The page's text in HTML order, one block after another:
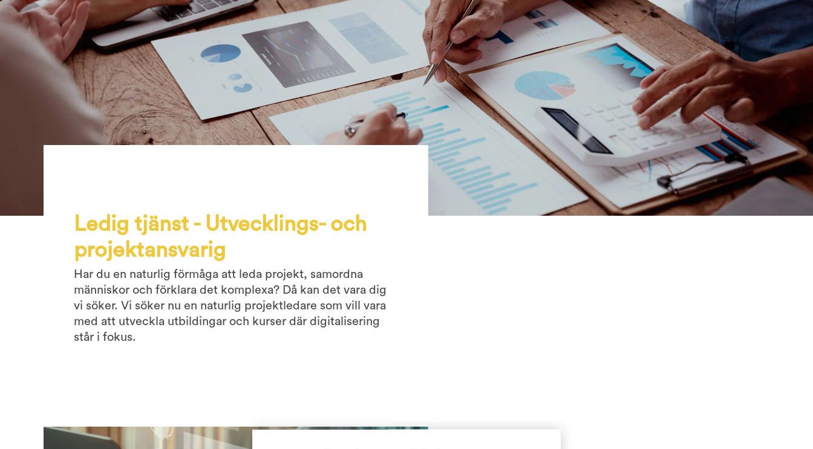
Ledig tjänst - Utvecklings- och
projektansvarig
Har du en naturlig förmåga att leda projekt, samordna
människor och förklara det komplexa? Då kan det vara dig
vi söker. Vi söker nu en naturlig projektledare som vill vara
med att utveckla utbildingar och kurser där digitalisering
står i fokus.